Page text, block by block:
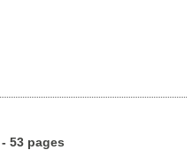
53 pages